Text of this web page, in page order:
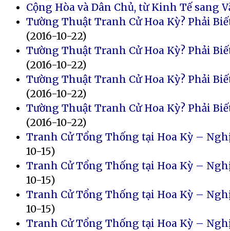
Cộng Hòa và Dân Chủ, từ Kinh Tế sang
Tường Thuật Tranh Cử Hoa Kỳ? Phải
(2016-10-22)
Tường Thuật Tranh Cử Hoa Kỳ? Phải
(2016-10-22)
Tường Thuật Tranh Cử Hoa Kỳ? Phải
(2016-10-22)
Tường Thuật Tranh Cử Hoa Kỳ? Phải
(2016-10-22)
Tranh Cử Tổng Thống tại Hoa Kỳ –
10-15)
Tranh Cử Tổng Thống tại Hoa Kỳ –
10-15)
Tranh Cử Tổng Thống tại Hoa Kỳ –
10-15)
Tranh Cử Tổng Thống tại Hoa Kỳ –